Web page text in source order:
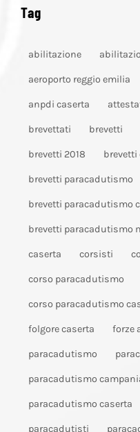
Tag
abilitazione
aeroporto reggio emilia
anpdi caserta
brevettati brevetti
brevetti 2018 brevetti
brevetti paracadutismo
brevetti paracadutismo
brevetti paracadutismo
caserta corsisti
corso paracadutismo
corso paracadutismo
folgore caserta forze
paracadutismo
paracadutismo
paracadutismo caserta
paracadutisti